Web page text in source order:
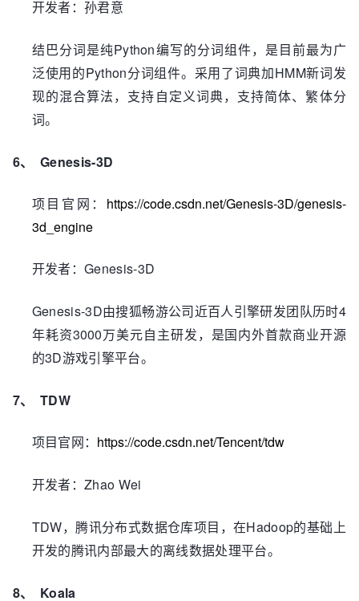
开发者：孙君意
结巴分词是纯Python编写的分词组件，是目前最为广
泛使用的Python分词组件。采用了词典加 HMM新词发
现的混合算法，支持自定义词典，支持简体、繁体分
词。
6、Genesis-3D
项目官网： https://code.csdn.net/Genesis-3D/genesis-
3d_engine
开发者：Genesis-3D
Genesis-3D由搜狐畅游公司近百人引擎研发团队历时4
年耗资3000万美元自主研发，是国内外首款商业开源
的3D游戏引擎平台。
7、TDW
项目官网： https://code.csdn.net/Tencent/tdw
开发者：Zhao Wei
TDW，腾讯分布式数据仓库项目，在Hadoop的基础上
开发的腾讯内部最大的离线数据处理平台。
8、 Koala